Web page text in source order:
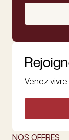
Venez
NOS OFFRES